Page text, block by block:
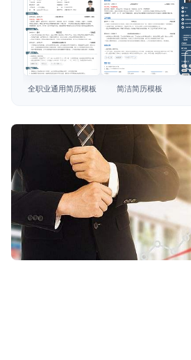
简历模板
简历教程
查看模板
全职业通用简历模板
查看模板
简洁简历模板